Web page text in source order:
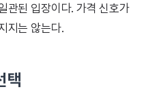
관된 입장이다. 가격 신호가
지는 않는다.
택